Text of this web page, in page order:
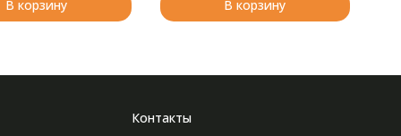
В корзину В корзину
Контакты